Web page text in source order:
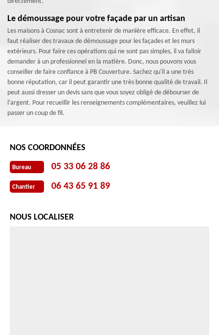
Le démoussage pour votre façade par un artisan
Les maisons à Cosnac sont à entretenir de manière efficace. En effet, il
faut réaliser des travaux de démoussage pour les façades et les murs
extérieurs. Pour faire ces opérations qui ne sont pas simples, il va falloir
demander à un professionnel en la matière. Donc, nous pouvons vous
conseiller de faire confiance à PB Couverture. Sachez qu'il a une très
bonne réputation, car il peut garantir une très bonne qualité de travail. Il
peut aussi dresser un devis sans que vous soyez obligé de débourser de
l'argent. Pour recueillir les renseignements complémentaires, veuillez lui
passer un coup de fil.
NOS COORDONNÉES
Bureau 05 33 06 28 86
Chantier 06 43 65 91 89
NOUS LOCALISER